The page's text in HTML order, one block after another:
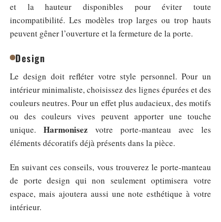
et la hauteur disponibles pour éviter toute
incompatibilité. Les modèles trop larges ou trop hauts
peuvent gêner l’ouverture et la fermeture de la porte.
Design
Le design doit refléter votre style personnel. Pour un
intérieur minimaliste, choisissez des lignes épurées et des
couleurs neutres. Pour un effet plus audacieux, des motifs
ou des couleurs vives peuvent apporter une touche
unique. Harmonisez votre porte-manteau avec les
éléments décoratifs déjà présents dans la pièce.
En suivant ces conseils, vous trouverez le porte-manteau
de porte design qui non seulement optimisera votre
espace, mais ajoutera aussi une note esthétique à votre
intérieur.